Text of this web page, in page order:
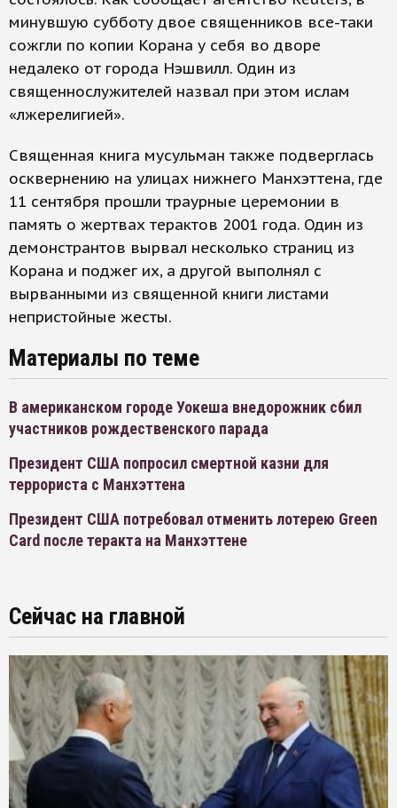
минувшую субботу двое священников все-таки
сожгли по копии Корана у себя во дворе
недалеко от города Нэшвилл. Один из
священнослужителей назвал при этом ислам
«лжерелигией».
Священная книга мусульман также подверглась
осквернению на улицах нижнего Манхэттена, где
11 сентября прошли траурные церемонии в
память о жертвах терактов 2001 года. Один из
демонстрантов вырвал несколько страниц из
Корана и поджег их, а другой выполнял с
вырванными из священной книги листами
непристойные жесты.
Материалы по теме
В американском городе Уокеша внедорожник сбил
участников рождественского парада
Президент США попросил смертной казни для
террориста с Манхэттена
Президент США потребовал отменить лотерею Green
Card после теракта на Манхэттене
Сейчас на главной